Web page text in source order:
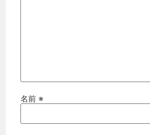
名前 ※